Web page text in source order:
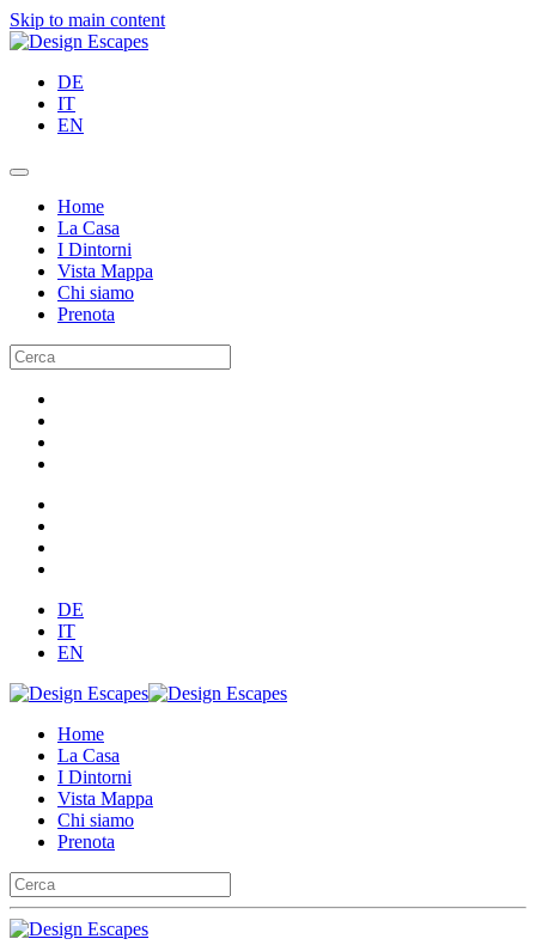
Skip to main content
DE
IT
EN
Home
La Casa
I Dintorni
Vista Mappa
Chi siamo
Prenota
DE
IT
EN
Home
La Casa
I Dintorni
Vista Mappa
Chi siamo
Prenota